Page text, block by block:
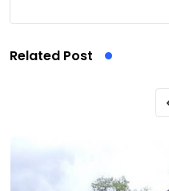
Related Post